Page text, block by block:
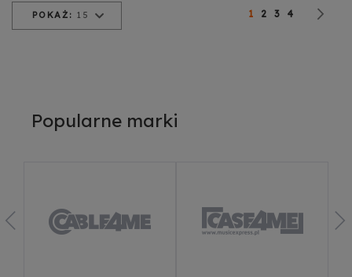
Strona
Obecnie czytasz
1 Strona
2 Strona
3 Strona
4
POKAŻ: 15
Popularne marki